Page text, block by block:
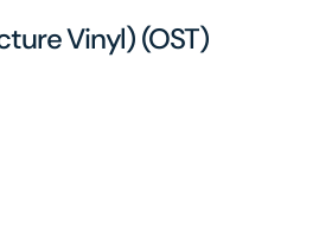
Vinyl) (OST)